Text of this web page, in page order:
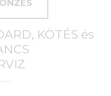
KÖTÉS és